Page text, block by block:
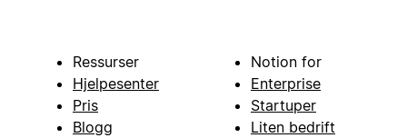
Ressurser
Hjelpesenter
Pris
Blogg
Notion for
Enterprise
Startuper
Liten bedrift